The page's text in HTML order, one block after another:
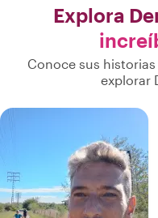
Explora
Conoce sus
explorar